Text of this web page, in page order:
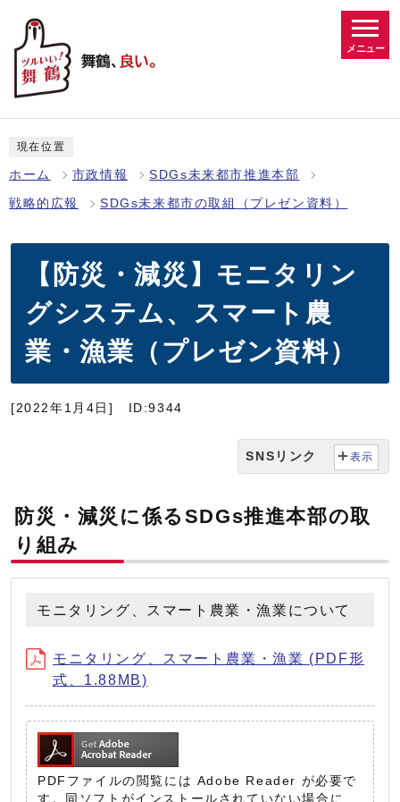
メニュー
現在位置
ホーム 市政情報 SDGs未来都市推進本部
戦略的広報 SDGs未来都市の取組（プレゼン資料）
【防災・減災】モニタリン
グシステム、スマート農
業・漁業（プレゼン資料）
[2022年1月4日] ID:9344
SNSリンク 表示
防災・減災に係るSDGs推進本部の取
り組み
モニタリング、スマート農業・漁業について
モニタリング、スマート農業・漁業 (PDF形
式、1.88MB)
PDFファイルの閲覧には Adobe Reader が必要で
す。同ソフトがインストールされていない場合に